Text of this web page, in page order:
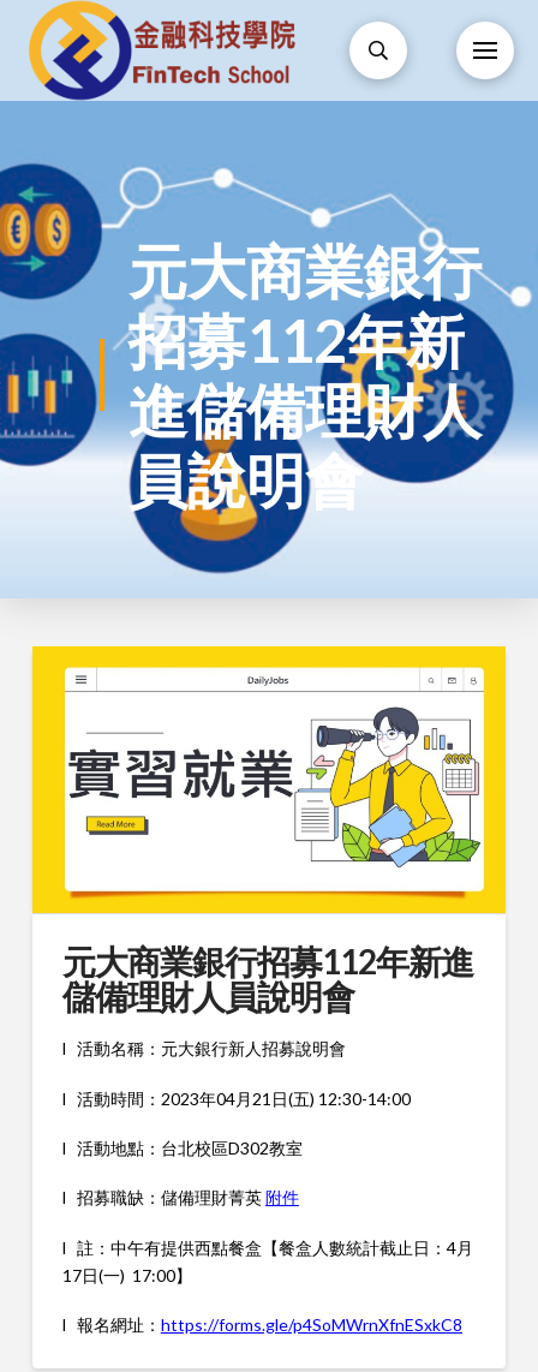
元大商業銀行
招募112年新
進儲備理財人
員說明會
元大商業銀行招募112年新進
儲備理財人員說明會
l 活動名稱：元大銀行新人招募說明會
l 活動時間： 2023年04月 21 日(五) 12:30-14:00
l 活動地點：台北校區D302教室
l 招募職缺：儲備理財菁英附件
l 註：中午有提供西點餐盒【餐盒人數統計截止日： 4月
17日(一) 17:00】
l 報名網址： https://forms.gle/p4SoMWrnXfnESxkC8